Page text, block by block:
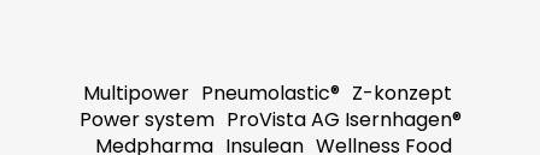
Multipower Pneumolastic® Z-konzept
Power system ProVista AG Isernhagen®
Medpharma Insulean Wellness Food